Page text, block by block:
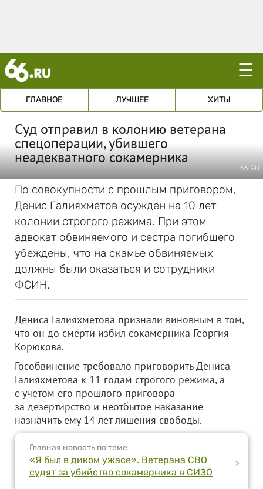
☰
ГЛАВНОЕ ЛУЧШЕЕ ХИТЫ
Суд отправил в колонию ветерана
спецоперации, убившего
неадекватного сокамерника
66.RU
По совокупности с прошлым приговором,
Денис Галияхметов осужден на 10 лет
колонии строгого режима. При этом
адвокат обвиняемого и сестра погибшего
убеждены, что на скамье обвиняемых
должны были оказаться и сотрудники
ФСИН.
Дениса Галияхметова признали виновным в том,
что он до смерти избил сокамерника Георгия
Корюкова.
Гособвинение требовало приговорить Дениса
Галияхметова к 11 годам строгого режима, а
с учетом его прошлого приговора
за дезертирство и неотбытое наказание —
назначить ему 14 лет лишения свободы.
Главная новость по теме
«Я был в диком ужасе». Ветерана СВО
судят за убийство сокамерника в СИЗО
>